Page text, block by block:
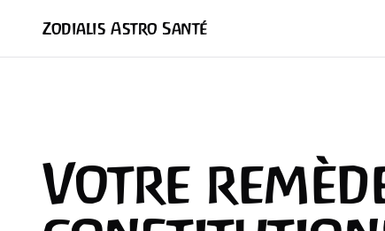
Zodialis Astro Santé
Votre